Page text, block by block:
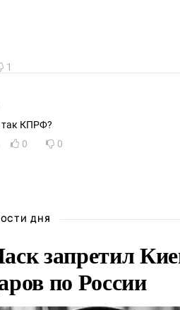
1
так КПРФ?
0 0
ДНЯ
запретил
по России